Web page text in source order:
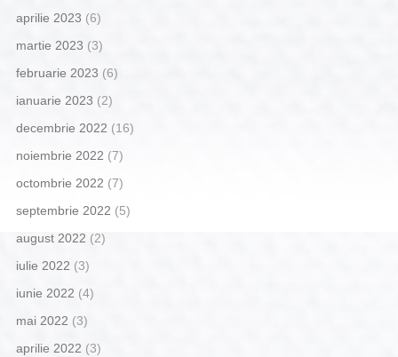
aprilie 2023 (6)
martie 2023 (3)
februarie 2023 (6)
ianuarie 2023 (2)
decembrie 2022 (16)
noiembrie 2022 (7)
octombrie 2022 (7)
septembrie 2022 (5)
august 2022 (2)
iulie 2022 (3)
iunie 2022 (4)
mai 2022 (3)
aprilie 2022 (3)